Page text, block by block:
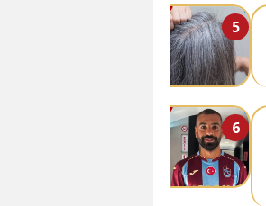
5
6